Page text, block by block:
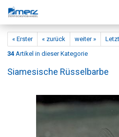
« Erster « zurück weiter »
34 Artikel in dieser Kategorie
Siamesische Rüsselbarbe